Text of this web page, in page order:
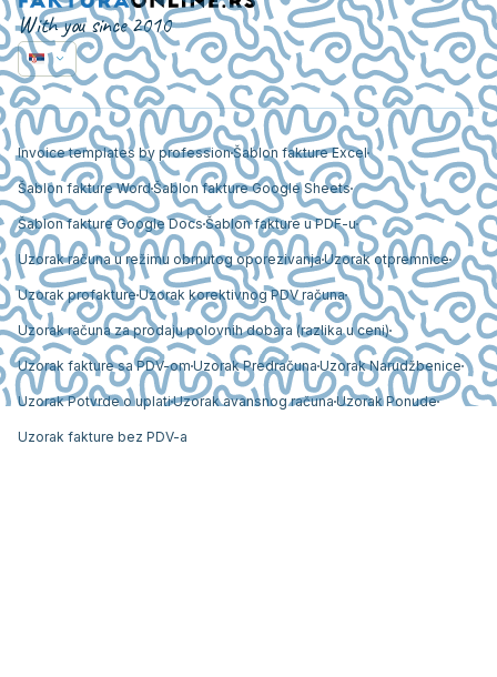
With you since 2010
Invoice templates by professionŠablon fakture Excel
Šablon fakture WordŠablon fakture Google Sheets
Šablon fakture Google Docs Šablon fakture u PDF-u
Uzorak računa u režimu obrnutog oporezivanjaUzorak otpremnice
Uzorak profakture Uzorak korektivnog PDV računa
Uzorak računa za prodaju polovnih dobara (razlika u ceni)
Uzorak fakture sa PDV-om Uzorak Predračuna Uzorak Narudžbenice
Uzorak Potvrde o uplatiUzorak avansnog računa Uzorak Ponude
Uzorak fakture bez PDV-a